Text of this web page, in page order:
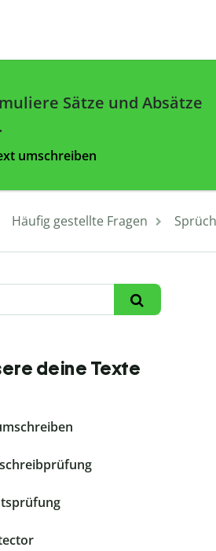
Sätze und Absätze
umschreiben
Häufig gestellte Fragen
deine Texte